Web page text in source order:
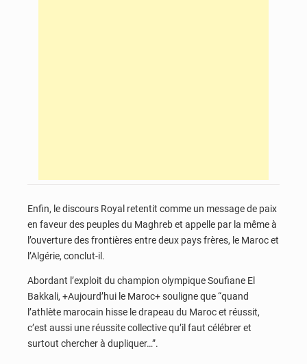
Enfin, le discours Royal retentit comme un message de paix
en faveur des peuples du Maghreb et appelle par la même à
l’ouverture des frontières entre deux pays frères, le Maroc et
l’Algérie, conclut-il.
Abordant l’exploit du champion olympique Soufiane El
Bakkali, +Aujourd’hui le Maroc+ souligne que “quand
l’athlète marocain hisse le drapeau du Maroc et réussit,
c’est aussi une réussite collective qu’il faut célébrer et
surtout chercher à dupliquer…”.